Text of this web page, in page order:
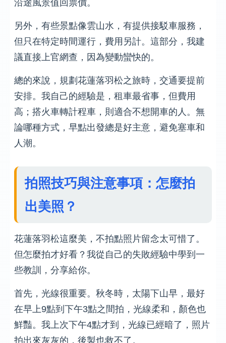
沿途風景值回票價。
另外，有些景點像雲山水，有提供接駁車服務，
但只在特定時間運行，費用另計。這部分，我建
議直接上官網查，因為變動蠻快的。
總的來說，規劃花蓮落羽松之旅時，交通要提前
安排。我自己的經驗是，租車最省事，但費用
高；搭火車轉計程車，則適合不想開車的人。無
論哪種方式，早點出發總是好主意，避免塞車和
人潮。
拍照技巧與注意事項：怎麼拍
出美照？
花蓮落羽松這麼美，不拍點照片留念太可惜了。
但怎麼拍才好看？我從自己的失敗經驗中學到一
些教訓，分享給你。
首先，光線很重要。秋冬時，太陽下山早，最好
在早上9點到下午3點之間拍，光線柔和，顏色也
鮮豔。我上次下午4點才到，光線已經暗了，照片
拍出來灰灰的，後製也救不了。